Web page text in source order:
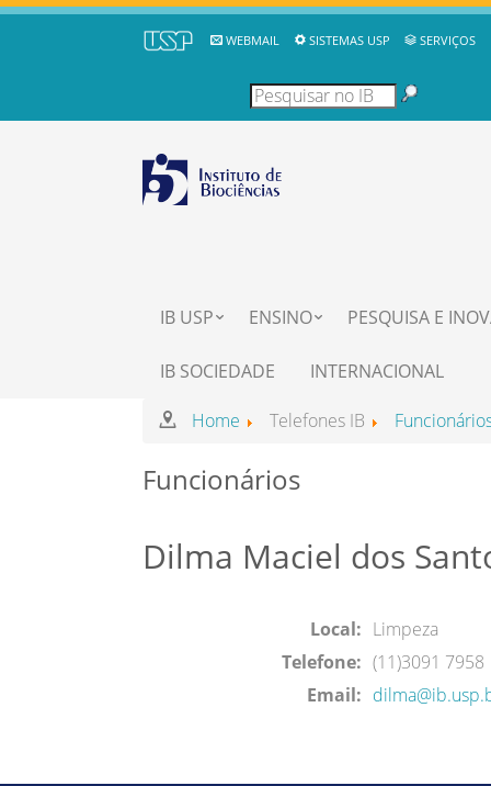
WEBMAIL SISTEMAS USP SERVIÇOS
IB USP ENSINO PESQUISA E
IB SOCIEDADE INTERNACIONAL
Home Telefones IB
Funcionários
Dilma Maciel dos
Local: Limpeza
Telefone: (11)3091 7958
Email: